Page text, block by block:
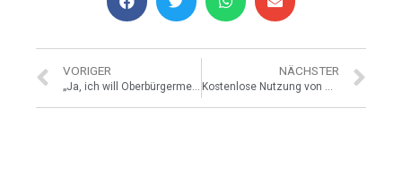
VORIGER
„Ja, ich will Oberbürgermeister werden!“
NÄCHSTER
Kostenlose Nutzung von Bus und Bahnen in Regensburg? – „Das ist unrealistisch.“